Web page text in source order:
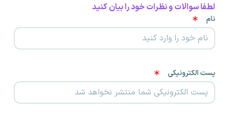
لطفا سوالات و نظرات خود را بیان کنید
نام
پست الکترونیکی